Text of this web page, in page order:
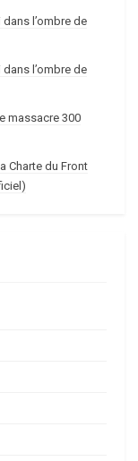
l’ombre de
l’ombre de
massacre 300
Charte du Front